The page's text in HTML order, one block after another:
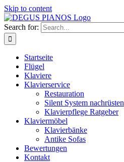
Skip to content
Search for:
Startseite
Flügel
Klaviere
Klavierservice
Restauration
Silent System nachrüsten
Klavierpflege Ratgeber
Klaviermöbel
Klavierbänke
Antike Sofas
Bewertungen
Kontakt